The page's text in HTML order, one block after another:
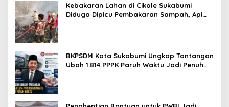
Kebakaran Lahan di Cikole Sukabumi
Diduga Dipicu Pembakaran Sampah, Api
BKPSDM Kota Sukabumi Ungkap Tantangan
Ubah 1.814 PPPK Paruh Waktu Jadi Penuh